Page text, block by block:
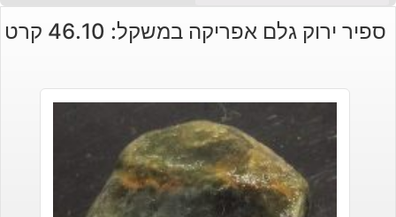
ספיר ירוק גלם אפריקה במשקל: 46.10 קרט